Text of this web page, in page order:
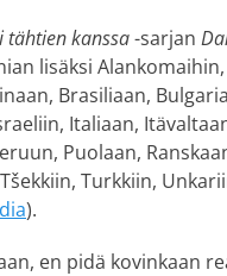
tähtien kanssa-sarjan
lisäksi
Brasiliaan,
Italiaan,
Puolaan,
Turkkiin,
).
en pidä kovinkaan